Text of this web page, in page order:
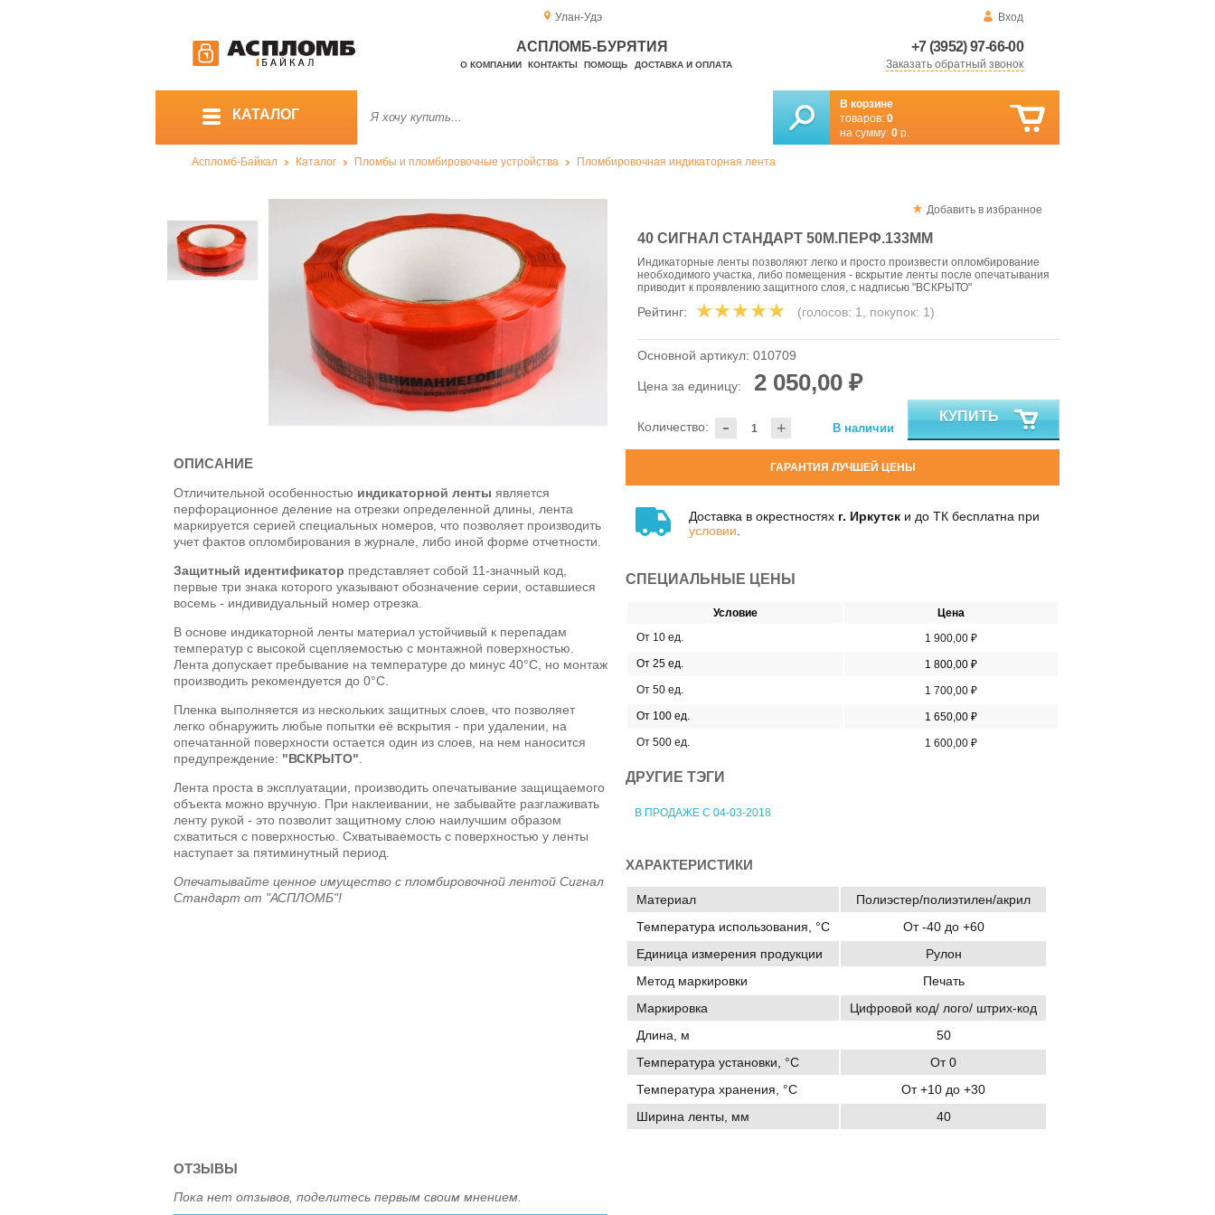
Улан-Удэ Вход
+7 (3952) 97-66-00
Заказать обратный звонок
АСПЛОМБ-БУРЯТИЯ
О КОМПАНИИ КОНТАКТЫ ПОМОЩЬ ДОСТАВКА И ОПЛАТА
КАТАЛОГ
В корзине
товаров: 0
на сумму: 0 р.
Аспломб-Байкал Каталог Пломбы и пломбировочные устройства Пломбировочная индикаторная лента
Добавить в избранное
40 СИГНАЛ СТАНДАРТ 50М.ПЕРФ.133ММ
Индикаторные ленты позволяют легко и просто произвести опломбирование
необходимого участка, либо помещения - вскрытие ленты после опечатывания
приводит к проявлению защитного слоя, с надписью "ВСКРЫТО"
Рейтинг: (голосов: 1, покупок: 1)
Основной артикул: 010709
Цена за единицу: 2 050,00 ₽
- +
Количество: В наличии
КУПИТЬ
ГАРАНТИЯ ЛУЧШЕЙ ЦЕНЫ
Доставка в окрестностях г. Иркутск и до ТК бесплатна при
условии
СПЕЦИАЛЬНЫЕ ЦЕНЫ
Условие
Цена
От 10 ед.
1 900,00 ₽
От 25 ед.
1 800,00 ₽
От 50 ед.
1 700,00 ₽
От 100 ед.
1 650,00 ₽
От 500 ед.
1 600,00 ₽
ДРУГИЕ ТЭГИ
В ПРОДАЖЕ С 04-03-2018
ОПИСАНИЕ
Отличительной особенностью индикаторной ленты является
перфорационное деление на отрезки определенной длины, лента
маркируется серией специальных номеров, что позволяет производить
учет фактов опломбирования в журнале, либо иной форме отчетности.
Защитный идентификатор представляет собой 11-значный код,
первые три знака которого указывают обозначение серии, оставшиеся
восемь - индивидуальный номер отрезка.
В основе индикаторной ленты материал устойчивый к перепадам
температур с высокой сцепляемостью с монтажной поверхностью.
Лента допускает пребывание на температуре до минус 40°C, но монтаж
производить рекомендуется до 0°C.
Пленка выполняется из нескольких защитных слоев, что позволяет
легко обнаружить любые попытки её вскрытия - при удалении, на
опечатанной поверхности остается один из слоев, на нем наносится
предупреждение: "ВСКРЫТО"
Лента проста в эксплуатации, производить опечатывание защищаемого
объекта можно вручную. При наклеивании, не забывайте разглаживать
ленту рукой - это позволит защитному слою наилучшим образом
схватиться с поверхностью. Схватываемость с поверхностью у ленты
наступает за пятиминутный период.
Опечатывайте ценное имущество с пломбировочной лентой Сигнал
Стандарт от "АСПЛОМБ"!
ХАРАКТЕРИСТИКИ
Материал
Полиэстер/полиэтилен/акрил
Температура использования, °C
От -40 до +60
Единица измерения продукции
Рулон
Метод маркировки
Печать
Маркировка
Цифровой код/ лого/ штрих-код
Длина, м
50
Температура установки, °C
От 0
Температура хранения, °C
От +10 до +30
Ширина ленты, мм
40
ОТЗЫВЫ
Пока нет отзывов, поделитесь первым своим мнением.